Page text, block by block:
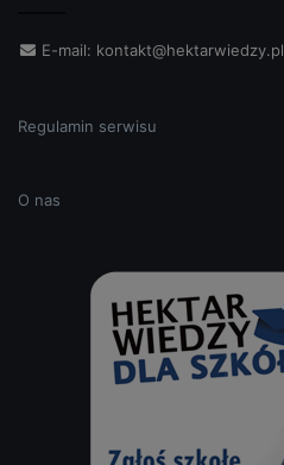
E-mail: kontakt@hektarwiedzy.pl
Regulamin serwisu
O nas